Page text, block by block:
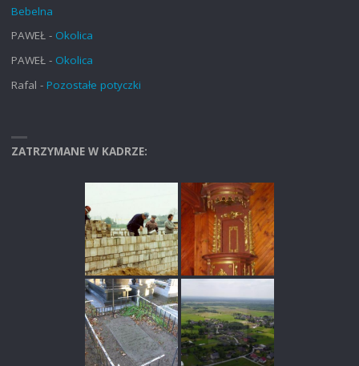
Bebelna
PAWEŁ- Okolica
PAWEŁ- Okolica
Rafal - Pozostałe potyczki
ZATRZYMANE W KADRZE: